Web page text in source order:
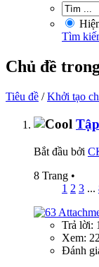
Tìm
Chủ đề
Tiêu đề /Khởi tạo
Bắt đầu bởi
8 Trang •
1 2 3 ...
Trả lời:
Xem:
Đánh